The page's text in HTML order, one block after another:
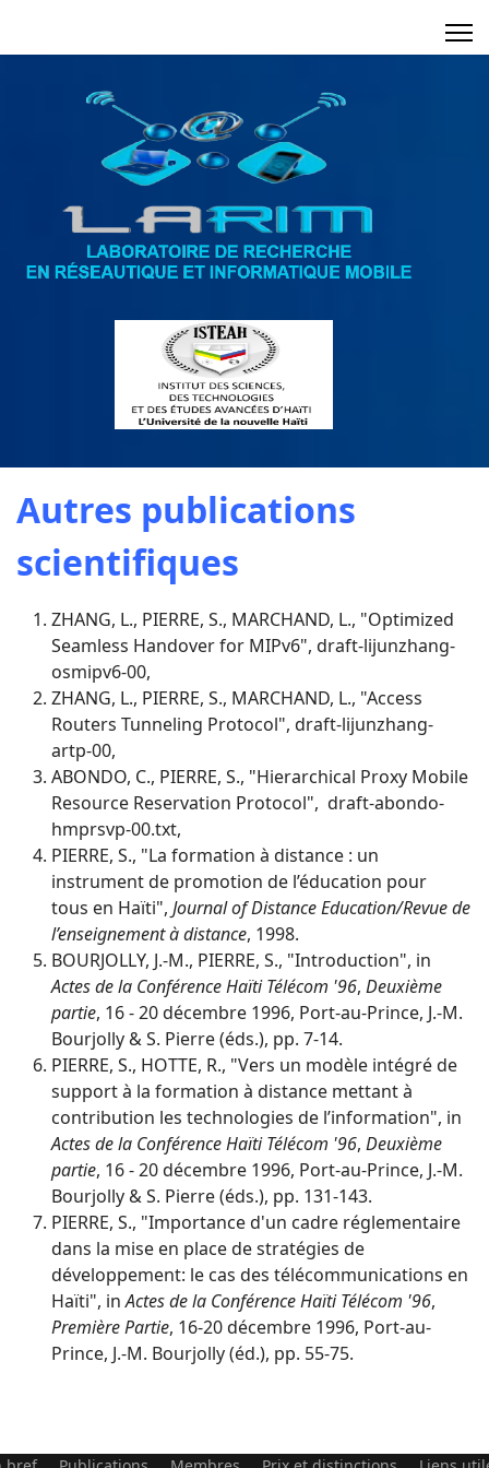
Autres publications
scientifiques
ZHANG, L., PIERRE, S., MARCHAND, L., "Optimized
Seamless Handover for MIPv6", draft-lijunzhang-
osmipv6-00,
ZHANG, L., PIERRE, S., MARCHAND, L., "Access
Routers Tunneling Protocol", draft-lijunzhang-
artp-00,
ABONDO, C., PIERRE, S., "Hierarchical Proxy Mobile
Resource Reservation Protocol", draft-abondo-
hmprsvp-00.txt,
PIERRE, S., "La formation à distance : un
instrument de promotion de l’éducation pour
tous en Haïti", Journal of Distance Education/Revue de
l’enseignement à distance, 1998.
BOURJOLLY, J.-M., PIERRE, S., "Introduction", in
Actes de la ConférenceHaïti Télécom '96, Deuxième
partie, 16 - 20 décembre 1996, Port-au-Prince, J.-M.
Bourjolly & S. Pierre (éds.), pp. 7-14.
PIERRE, S., HOTTE, R., "Vers un modèle intégré de
support à la formation à distance mettant à
contribution les technologies de l’information", in
Actes de la ConférenceHaïti Télécom '96, Deuxième
partie, 16 - 20 décembre 1996, Port-au-Prince, J.-M.
Bourjolly & S. Pierre (éds.), pp. 131-143.
PIERRE, S., "Importance d'un cadre réglementaire
dans la mise en place de stratégies de
développement: le cas des télécommunications en
Haïti", inActes de la ConférenceHaïti Télécom '96,
Première Partie, 16-20 décembre 1996, Port-au-
Prince, J.-M. Bourjolly (éd.), pp. 55-75.